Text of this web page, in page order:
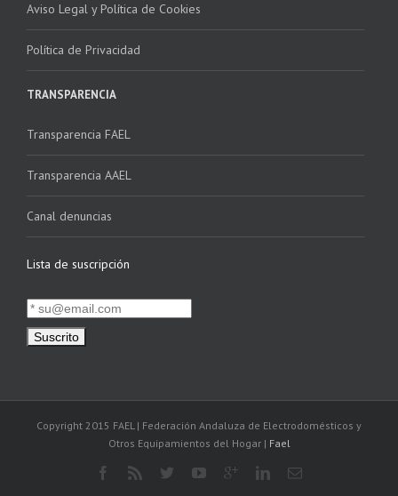
Aviso Legal y Política de Cookies
Política de Privacidad
TRANSPARENCIA
Transparencia FAEL
Transparencia AAEL
Canal denuncias
Lista de suscripción
Copyright 2015 FAEL | Federación Andaluza de Electrodomésticos y
Otros Equipamientos del Hogar | Fael